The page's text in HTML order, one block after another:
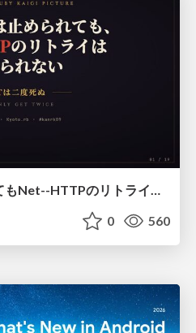
琵琶湖の水は止められてもNet--HTTPのリトライは止められない / You might be able to stop the water flow of Lake Biwa but you can't stop Net::HTTP retries
0 560